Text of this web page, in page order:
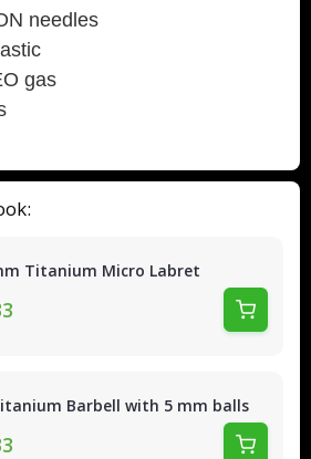
Titanium Micro Labret
Barbell with 5 mm balls
needles
gas